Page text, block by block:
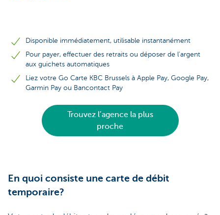
Disponible immédiatement, utilisable instantanément
Pour payer, effectuer des retraits ou déposer de l'argent
aux guichets automatiques
Liez votre Go Carte KBC Brussels à Apple Pay, Google Pay,
Garmin Pay ou Bancontact Pay
Trouvez l’agence la plus
proche
En quoi consiste une carte de débit
temporaire?